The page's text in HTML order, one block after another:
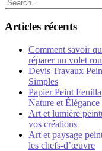
Articles récents
Comment savoir
réparer un volet
Devis Travaux
Simples
Papier Peint
Nature et Élégance
Art et lumière
vos créations
Art et paysage
les chefs-d’œuvre